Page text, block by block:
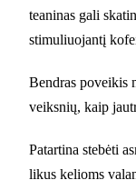
teaninas gali
stimuliuojantį
Bendras poveikis
veiksnių, kaip
Patartina stebėti
likus kelioms